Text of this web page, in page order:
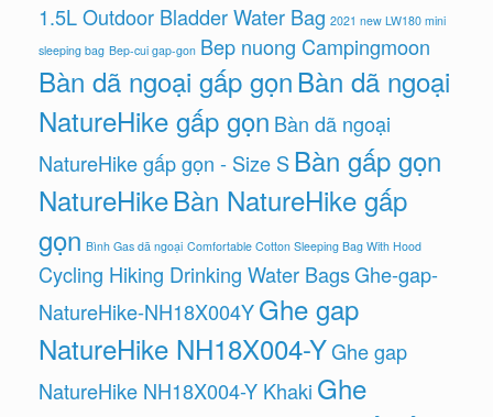
1.5L Outdoor Bladder Water Bag 2021 new LW180 mini
sleeping bag Bep-cui gap-gon Bep nuong Campingmoon
Bàn dã ngoại gấp gọnBàn dã ngoại
NatureHike gấp gọn Bàn dã ngoại
NatureHike gấp gọn - Size SBàn gấp gọn
NatureHikeBàn NatureHike gấp
gọn Bình Gas dã ngoại Comfortable Cotton Sleeping Bag With Hood
Cycling Hiking Drinking Water BagsGhe-gap-
NatureHike-NH18X004YGhe gap
NatureHike NH18X004-YGhe gap
NatureHike NH18X004-Y Khaki Ghe